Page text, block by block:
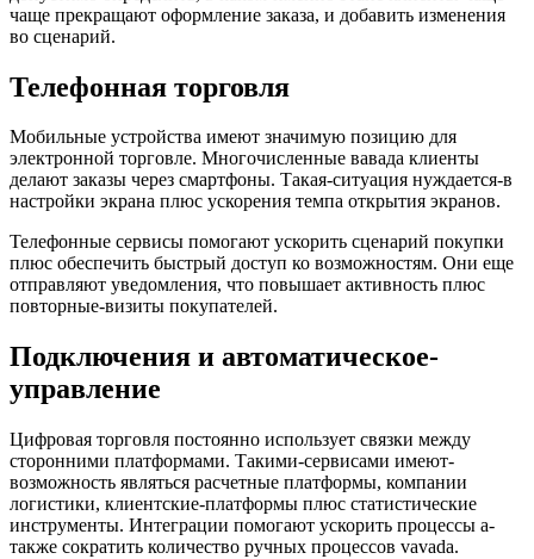
чаще прекращают оформление заказа, и добавить изменения
во сценарий.
Телефонная торговля
Мобильные устройства имеют значимую позицию для
электронной торговле. Многочисленные вавада клиенты
делают заказы через смартфоны. Такая-ситуация нуждается-в
настройки экрана плюс ускорения темпа открытия экранов.
Телефонные сервисы помогают ускорить сценарий покупки
плюс обеспечить быстрый доступ ко возможностям. Они еще
отправляют уведомления, что повышает активность плюс
повторные-визиты покупателей.
Подключения и автоматическое-
управление
Цифровая торговля постоянно использует связки между
сторонними платформами. Такими-сервисами имеют-
возможность являться расчетные платформы, компании
логистики, клиентские-платформы плюс статистические
инструменты. Интеграции помогают ускорить процессы а-
также сократить количество ручных процессов vavada.